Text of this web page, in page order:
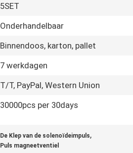
5SET
Onderhandelbaar
Binnendoos, karton, pallet
7 werkdagen
T/T, PayPal, Western Union
30000pcs per 30days
De Klep van de solenoïdeimpuls,
Puls magneetventiel